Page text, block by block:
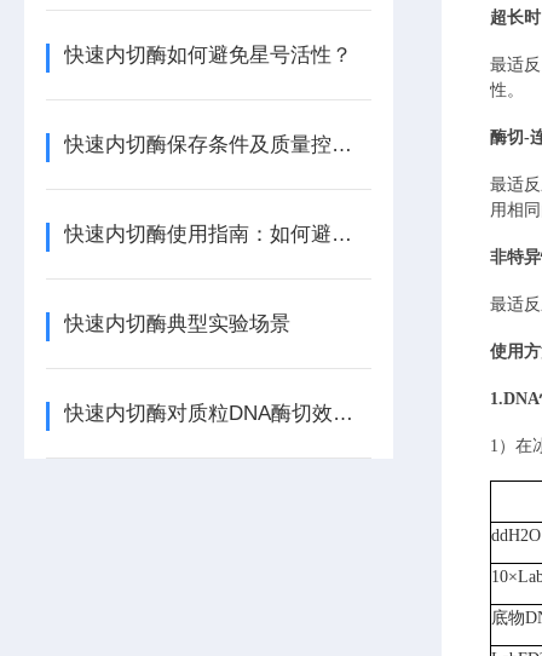
快速内切酶如何避免星号活性？
快速内切酶保存条件及质量控制要点
快速内切酶使用指南：如何避免星状活性与提高特异性？
快速内切酶典型实验场景
快速内切酶对质粒DNA酶切效率的影响因素
超长
最适
性。
酶切-
最适
用相
非特
最适
使用
1.
1） 在
ddH2O
10×
底物